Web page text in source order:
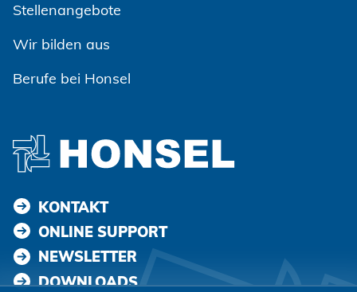
Stellenangebote
Wir bilden aus
Berufe bei Honsel
KONTAKT
ONLINE SUPPORT
NEWSLETTER
DOWNLOADS